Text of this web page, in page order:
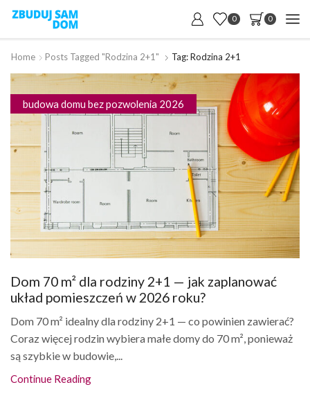
0 0
Home Posts Tagged "rodzina 2+1" Tag: Rodzina 2+1
budowa domu bez pozwolenia 2026
Dom 70 m² dla rodziny 2+1 — jak zaplanować
układ pomieszczeń w 2026 roku?
Dom 70 m² idealny dla rodziny 2+1 — co powinien zawierać?
Coraz więcej rodzin wybiera małe domy do 70 m², ponieważ
są szybkie w budowie,...
Continue Reading